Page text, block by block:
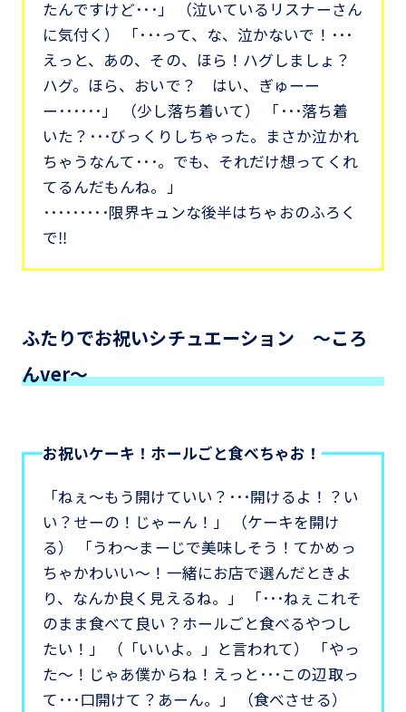
たんですけど･･･」 （泣いているリスナーさん
に気付く） 「･･･って、な、泣かないで！･･･
えっと、あの、その、ほら！ハグしましょ？
ハグ。ほら、おいで？ はい、ぎゅーー
ー･･････」 （少し落ち着いて） 「･･･落ち着
いた？･･･びっくりしちゃった。まさか泣かれ
ちゃうなんて･･･。でも、それだけ想ってくれ
てるんだもんね。」
･････････限界キュンな後半はちゃおのふろく
で‼
ふたりでお祝いシチュエーション ～ころ
んver～
お祝いケーキ！ホールごと食べちゃお！
「ねぇ～もう開けていい？･･･開けるよ！？い
い？せーの！じゃーん！」 （ケーキを開け
る） 「うわ～まーじで美味しそう！てかめっ
ちゃかわいい～！一緒にお店で選んだときよ
り、なんか良く見えるね。」 「･･･ねぇこれそ
のまま食べて良い？ホールごと食べるやつし
たい！」 （「いいよ。」と言われて） 「やっ
た～！じゃあ僕からね！えっと･･･この辺取っ
て･･･口開けて？あーん。」 （食べさせる）